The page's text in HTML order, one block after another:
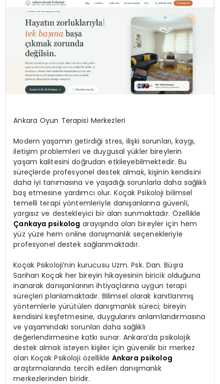
Ankara Oyun Terapisi Merkezleri
Modern yaşamın getirdiği stres, ilişki sorunları, kaygı,
iletişim problemleri ve duygusal yükler bireylerin
yaşam kalitesini doğrudan etkileyebilmektedir. Bu
süreçlerde profesyonel destek almak, kişinin kendisini
daha iyi tanımasına ve yaşadığı sorunlarla daha sağlıklı
baş etmesine yardımcı olur. Koçak Psikoloji bilimsel
temelli terapi yöntemleriyle danışanlarına güvenli,
yargısız ve destekleyici bir alan sunmaktadır. Özellikle
Çankaya psikolog arayışında olan bireyler için hem
yüz yüze hem online danışmanlık seçenekleriyle
profesyonel destek sağlanmaktadır.
Koçak Psikoloji’nin kurucusu Uzm. Psk. Dan. Büşra
Sarıhan Koçak her bireyin hikayesinin biricik olduğuna
inanarak danışanlarının ihtiyaçlarına uygun terapi
süreçleri planlamaktadır. Bilimsel olarak kanıtlanmış
yöntemlerle yürütülen danışmanlık süreci; bireyin
kendisini keşfetmesine, duygularını anlamlandırmasına
ve yaşamındaki sorunları daha sağlıklı
değerlendirmesine katkı sunar. Ankara’da psikolojik
destek almak isteyen kişiler için güvenilir bir merkez
olan Koçak Psikoloji özellikle Ankara psikolog
araştırmalarında tercih edilen danışmanlık
merkezlerinden biridir.